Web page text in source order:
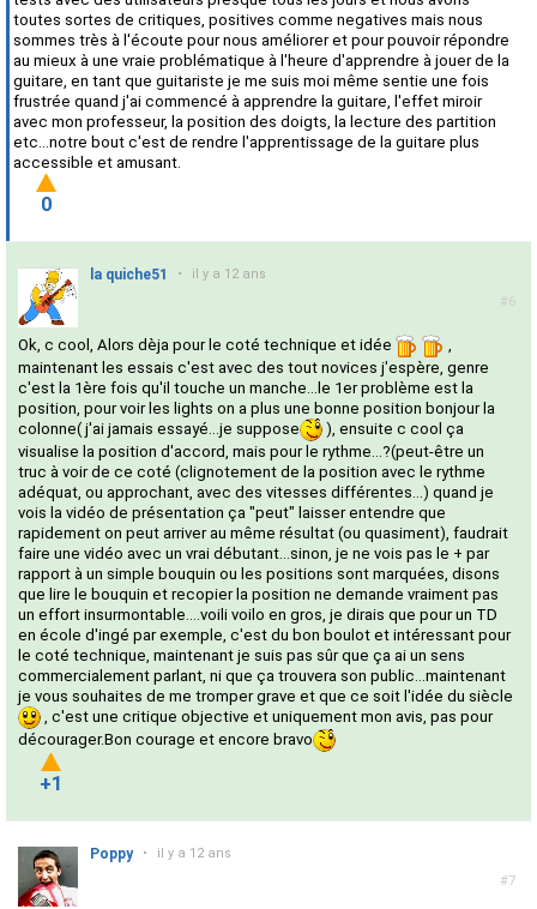
toutes sortes de critiques, positives comme negatives mais nous
sommes très à l'écoute pour nous améliorer et pour pouvoir répondre
au mieux à une vraie problématique à l'heure d'apprendre à jouer de la
guitare, en tant que guitariste je me suis moi même sentie une fois
frustrée quand j'ai commencé à apprendre la guitare, l'effet miroir
avec mon professeur, la position des doigts, la lecture des partition
etc...notre bout c'est de rendre l'apprentissage de la guitare plus
accessible et amusant.
0
#6
la quiche51 • il y a 12 ans
Ok, c cool, Alors dèja pour le coté technique et idée
,
maintenant les essais c'est avec des tout novices j'espère, genre
c'est la 1ère fois qu'il touche un manche...le 1er problème est la
position, pour voir les lights on a plus une bonne position bonjour la
colonne( j'ai jamais essayé...je suppose
), ensuite c cool ça
visualise la position d'accord, mais pour le rythme...?(peut-être un
truc à voir de ce coté (clignotement de la position avec le rythme
adéquat, ou approchant, avec des vitesses différentes...) quand je
vois la vidéo de présentation ça "peut" laisser entendre que
rapidement on peut arriver au même résultat (ou quasiment), faudrait
faire une vidéo avec un vrai débutant...sinon, je ne vois pas le + par
rapport à un simple bouquin ou les positions sont marquées, disons
que lire le bouquin et recopier la position ne demande vraiment pas
un effort insurmontable....voili voilo en gros, je dirais que pour un TD
en école d'ingé par exemple, c'est du bon boulot et intéressant pour
le coté technique, maintenant je suis pas sûr que ça ai un sens
commercialement parlant, ni que ça trouvera son public...maintenant
je vous souhaites de me tromper grave et que ce soit l'idée du siècle
, c'est une critique objective et uniquement mon avis, pas pour
décourager.Bon courage et encore bravo
+1
#7
Poppy • il y a 12 ans